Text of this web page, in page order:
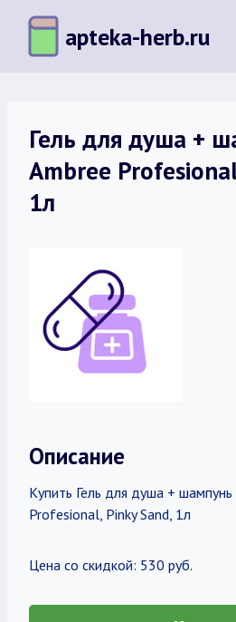
Перейти
содержимому
apteka-herb.ru
Гель для душа +
Ambree
1л
Описание
Купить Гель для душа +
Profesional, Pinky Sand, 1л
Цена со скидкой: 530 руб.